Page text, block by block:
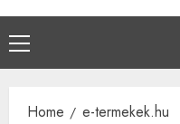
Primary
Menu
Home e-termekek.hu